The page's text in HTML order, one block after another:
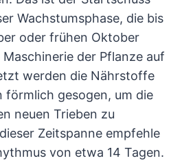
Wachstumsphase, die bis
oder frühen Oktober
der Pflanze auf
werden die Nährstoffe
förmlich gesogen, um die
neuen Trieben zu
Zeitspanne empfehle
von etwa 14 Tagen.